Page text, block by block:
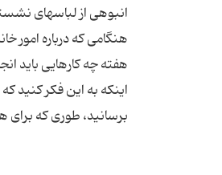
هنگامی که درباره امور
هفته چه کارهایی باید
اینکه به این فکر کنید